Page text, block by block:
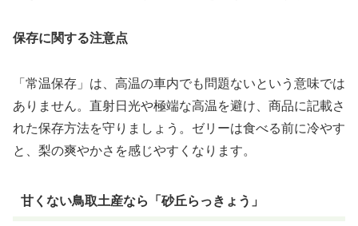
保存に関する注意点
「常温保存」は、高温の車内でも問題ないという意味では
ありません。直射日光や極端な高温を避け、商品に記載さ
れた保存方法を守りましょう。ゼリーは食べる前に冷やす
と、梨の爽やかさを感じやすくなります。
甘くない鳥取土産なら「砂丘らっきょう」